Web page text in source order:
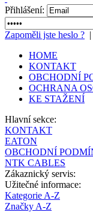
Přihlášení:
Zapoměli jste heslo ? |
HOME
KONTAKT
OBCHODNÍ
OCHRANA
KE STAŽENÍ
Hlavní sekce:
KONTAKT
EATON
OBCHODNÍ
NTK CABLES
Zákaznický servis:
Užitečné informace:
Kategorie A-Z
Značky A-Z